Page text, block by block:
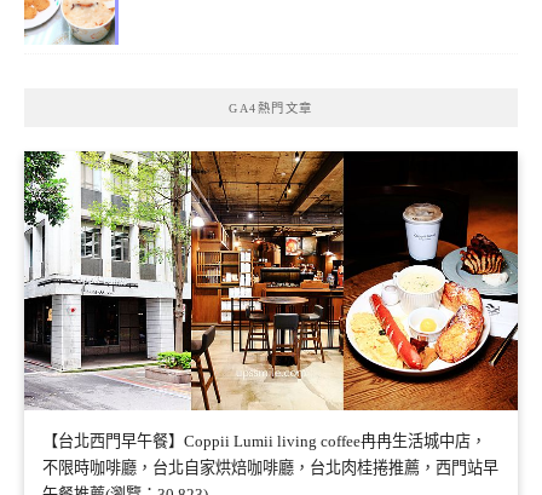
GA4熱門文章
【台北西門早午餐】Coppii Lumii living coffee冉冉生活城中店，
不限時咖啡廳，台北自家烘焙咖啡廳，台北肉桂捲推薦，西門站早